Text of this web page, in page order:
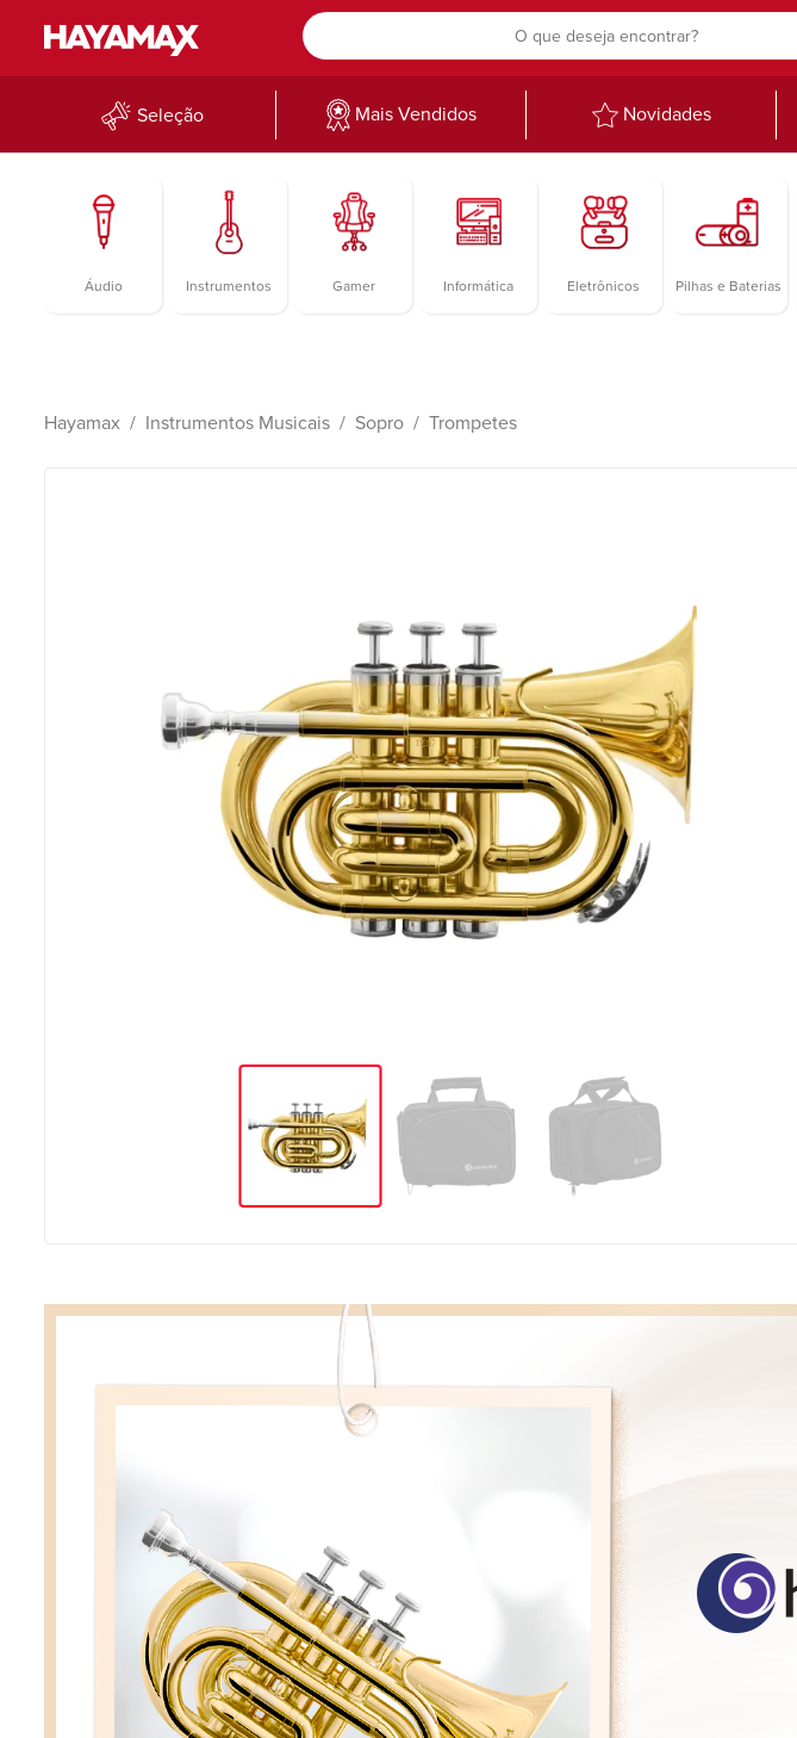
Seleção Mais Vendidos Novidades
Áudio Instrumentos Gamer Informática Eletrônicos Pilhas e Baterias
Hayamax Instrumentos Musicais Sopro Trompetes